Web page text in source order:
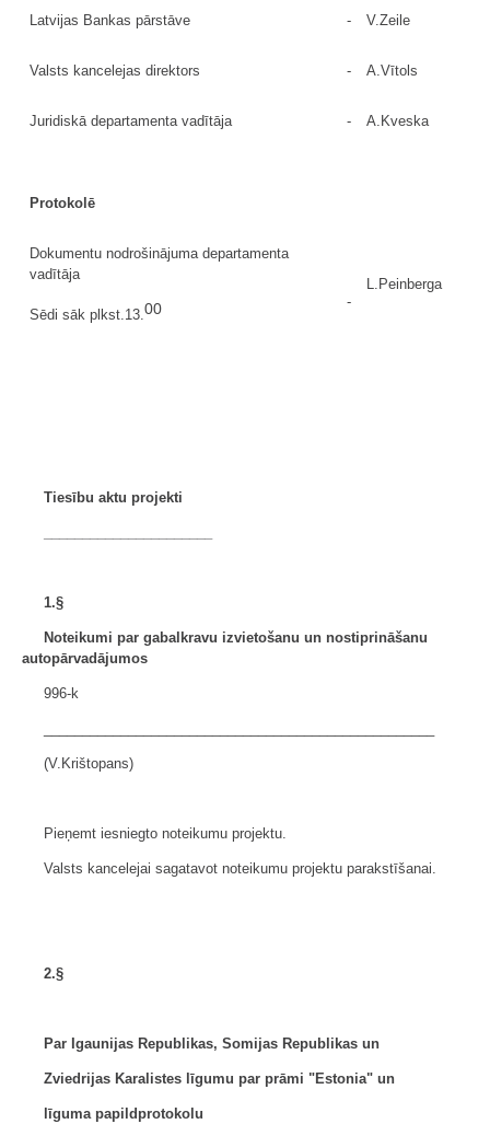
Latvijas Bankas pārstāve - V.Zeile
Valsts kancelejas direktors - A.Vītols
Juridiskā departamenta vadītāja - A.Kveska
Protokolē
Dokumentu nodrošinājuma departamenta
vadītāja
Sēdi sāk plkst.13.00 -
L.Peinberga
Tiesību aktu projekti
1.§
Noteikumi par gabalkravu izvietošanu un nostiprināšanu
autopārvadājumos
996-k
(V.Krištopans)
Pieņemt iesniegto noteikumu projektu.
Valsts kancelejai sagatavot noteikumu projektu parakstīšanai.
2.§
Par Igaunijas Republikas, Somijas Republikas un
Zviedrijas Karalistes līgumu par prāmi "Estonia" un
līguma papildprotokolu